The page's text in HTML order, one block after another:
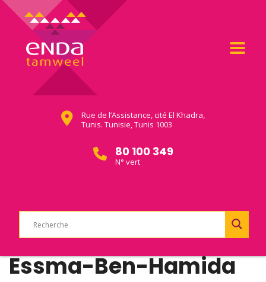
Rue de l’Assistance, cité El Khadra,
Tunis. Tunisie, Tunis 1003
80 100 349
N° vert
Essma-Ben-Hamida